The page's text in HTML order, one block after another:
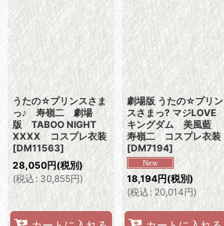
うたの☆プリンスさま
っ♪ 寿嶺二 劇場
版 TABOO NIGHT
XXXX コスプレ衣装
[DM11563]
28,050円(税別)
(税込: 30,855円)
劇場版 うたの☆プリン
スさまっ? マジLOVE
キングダム 美風藍
寿嶺二 コスプレ衣装
[DM7194]
18,194円(税別)
(税込: 20,014円)